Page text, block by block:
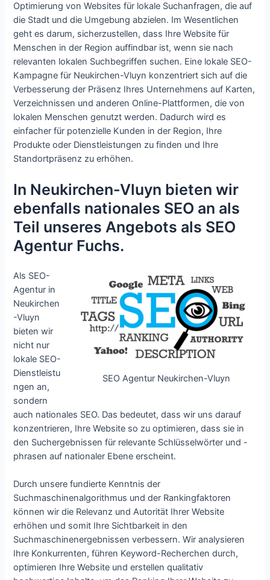
Optimierung von Websites für lokale Suchanfragen, die auf
die Stadt und die Umgebung abzielen. Im Wesentlichen
geht es darum, sicherzustellen, dass Ihre Website für
Menschen in der Region auffindbar ist, wenn sie nach
relevanten lokalen Suchbegriffen suchen. Eine lokale SEO-
Kampagne für Neukirchen-Vluyn konzentriert sich auf die
Verbesserung der Präsenz Ihres Unternehmens auf Karten,
Verzeichnissen und anderen Online-Plattformen, die von
lokalen Menschen genutzt werden. Dadurch wird es
einfacher für potenzielle Kunden in der Region, Ihre
Produkte oder Dienstleistungen zu finden und Ihre
Standortpräsenz zu erhöhen.
In Neukirchen-Vluyn bieten wir
ebenfalls nationales SEO an als
Teil unseres Angebots als SEO
Agentur Fuchs.
SEO Agentur Neukirchen-Vluyn
Als SEO-
Agentur in
Neukirchen
-Vluyn
bieten wir
nicht nur
lokale SEO-
Dienstleistu
ngen an,
sondern
auch nationales SEO. Das bedeutet, dass wir uns darauf
konzentrieren, Ihre Website so zu optimieren, dass sie in
den Suchergebnissen für relevante Schlüsselwörter und -
phrasen auf nationaler Ebene erscheint.
Durch unsere fundierte Kenntnis der
Suchmaschinenalgorithmus und der Rankingfaktoren
können wir die Relevanz und Autorität Ihrer Website
erhöhen und somit Ihre Sichtbarkeit in den
Suchmaschinenergebnissen verbessern. Wir analysieren
Ihre Konkurrenten, führen Keyword-Recherchen durch,
optimieren Ihre Website und erstellen qualitativ